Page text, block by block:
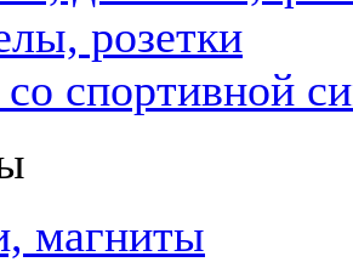
розетки
спортивной
магниты